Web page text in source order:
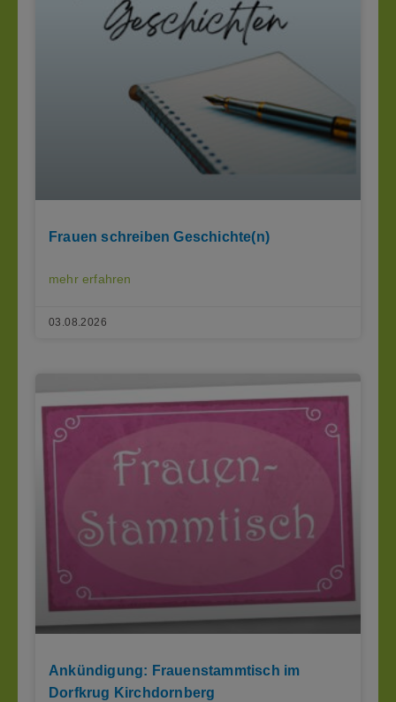
Frauen schreiben Geschichte(n)
mehr erfahren
03.08.2026
Ankündigung: Frauenstammtisch im
Dorfkrug Kirchdornberg